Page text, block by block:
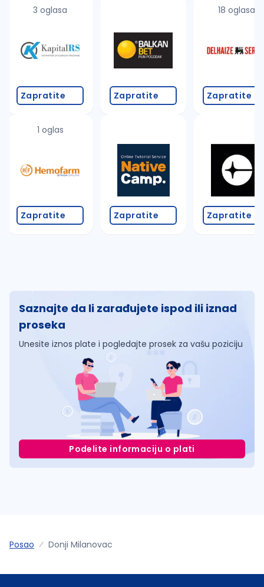
3 oglasa
Zapratite
1 oglas
Zapratite
Zapratite
Zapratite
18 oglasa
Zapratite
Zapratite
Saznajte da li zarađujete ispod ili iznad
proseka
Unesite iznos plate i pogledajte prosek za vašu poziciju
Podelite informaciju o plati
Posao Donji Milanovac